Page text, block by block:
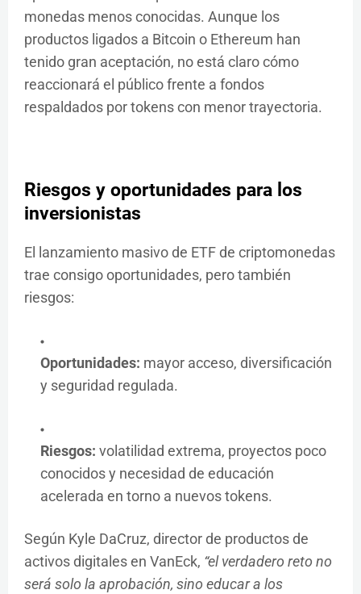
monedas menos conocidas. Aunque los
productos ligados a Bitcoin o Ethereum han
tenido gran aceptación, no está claro cómo
reaccionará el público frente a fondos
respaldados por tokens con menor trayectoria.
Riesgos y oportunidades para los
inversionistas
El lanzamiento masivo de ETF de criptomonedas
trae consigo oportunidades, pero también
riesgos:
Oportunidades: mayor acceso, diversificación
y seguridad regulada.
Riesgos: volatilidad extrema, proyectos poco
conocidos y necesidad de educación
acelerada en torno a nuevos tokens.
Según Kyle DaCruz, director de productos de
activos digitales en VanEck, “el verdadero reto no
será solo la aprobación, sino educar a los